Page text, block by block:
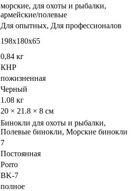
морские, для охоты и рыбалки,
армейские/полевые
Для опытных, Для профессионалов
198x180x65
0,84 кг
КНР
пожизненная
Черный
1.08 кг
20 × 21.8 × 8 см
Бинокли для охоты и рыбалки,
Полевые бинокли, Морские бинокли
7
Постоянная
Porro
BK-7
полное